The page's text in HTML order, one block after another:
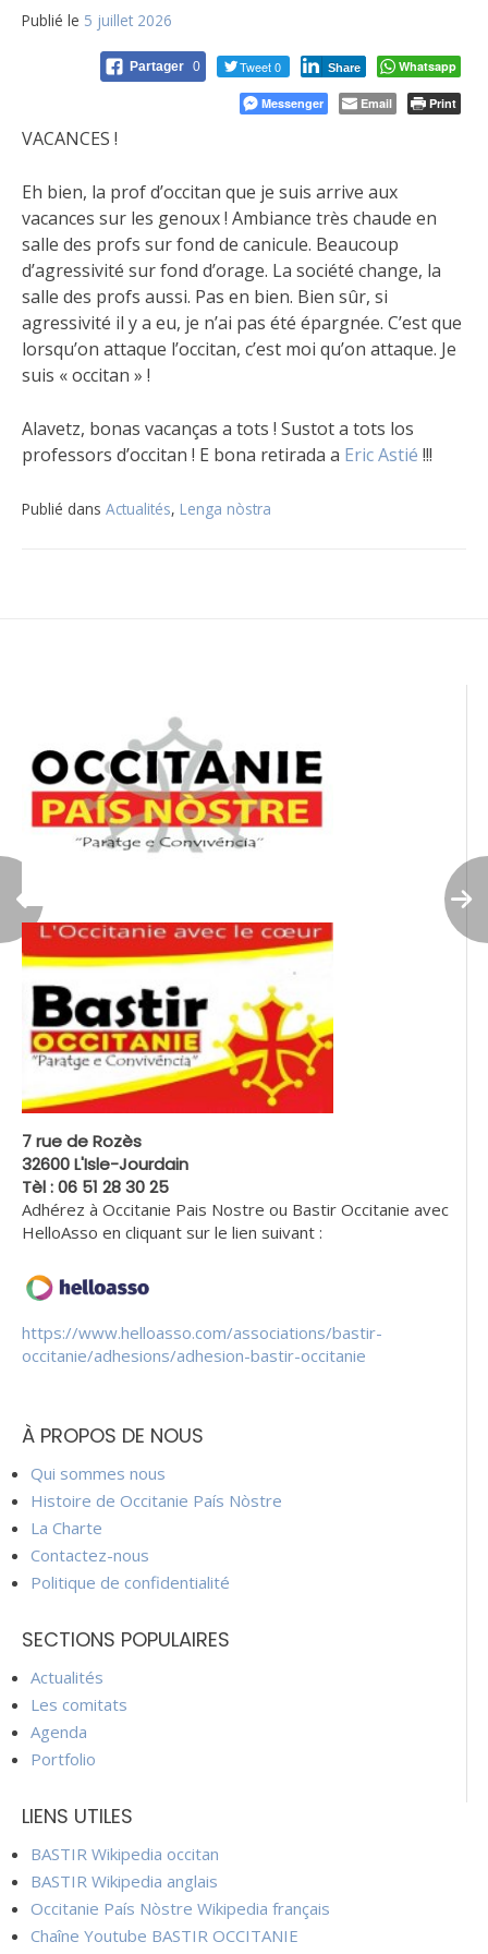
Publié le 5 juillet 2026
Partager 0 Tweet 0 Share Whatsapp
Messenger Email Print
VACANCES !
Eh bien, la prof d’occitan que je suis arrive aux
vacances sur les genoux ! Ambiance très chaude en
salle des profs sur fond de canicule. Beaucoup
d’agressivité sur fond d’orage. La société change, la
salle des profs aussi. Pas en bien. Bien sûr, si
agressivité il y a eu, je n’ai pas été épargnée. C’est que
lorsqu’on attaque l’occitan, c’est moi qu’on attaque. Je
suis « occitan » !
Alavetz, bonas vacanças a tots ! Sustot a tots los
professors d’occitan ! E bona retirada a Eric Astié !!!
Publié dans Actualités, Lenga nòstra
7 rue de Rozès
32600 L'Isle-Jourdain
Tèl : 06 51 28 30 25
Adhérez à Occitanie Pais Nostre ou Bastir Occitanie avec
HelloAsso en cliquant sur le lien suivant :
https://www.helloasso.com/associations/bastir-
occitanie/adhesions/adhesion-bastir-occitanie
À PROPOS DE NOUS
Qui sommes nous
Histoire de Occitanie País Nòstre
La Charte
Contactez-nous
Politique de confidentialité
SECTIONS POPULAIRES
Actualités
Les comitats
Agenda
Portfolio
LIENS UTILES
BASTIR Wikipedia occitan
BASTIR Wikipedia anglais
Occitanie País Nòstre Wikipedia français
Chaîne Youtube BASTIR OCCITANIE